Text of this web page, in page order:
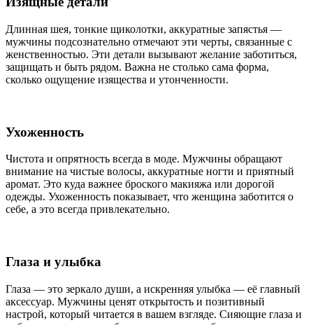
Длинная шея, тонкие щиколотки, аккуратные запястья —
мужчины подсознательно отмечают эти черты, связанные с
женственностью. Эти детали вызывают желание заботиться,
защищать и быть рядом. Важна не столько сама форма,
сколько ощущение изящества и утонченности.
Ухоженность
Чистота и опрятность всегда в моде. Мужчины обращают
внимание на чистые волосы, аккуратные ногти и приятный
аромат. Это куда важнее броского макияжа или дорогой
одежды. Ухоженность показывает, что женщина заботится о
себе, а это всегда привлекательно.
Глаза и улыбка
Глаза — это зеркало души, а искренняя улыбка — её главный
аксессуар. Мужчины ценят открытость и позитивный
настрой, который читается в вашем взгляде. Сияющие глаза и